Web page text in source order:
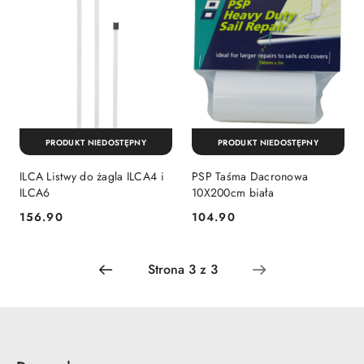
ILCA Listwy do żagla ILCA4 i
ILCA6
Cena:
156.90
PRODUKT NIEDOSTĘPNY
PSP Taśma Dacronowa
10X200cm biała
Cena:
104.90
PRODUKT NIEDOSTĘPNY